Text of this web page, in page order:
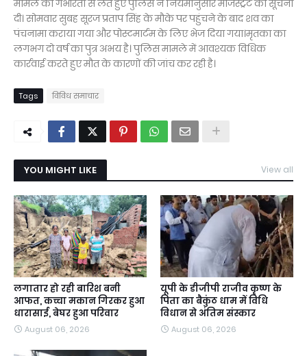
मामले को गंभीरता से लेते हुए पुलिस ने नियमानुसार मजिस्ट्रेट को सूचना
दी। सोमवार सुबह सूरज प्रताप सिंह के मौके पर पहुंचने के बाद शव का
पंचनामा कराया गया और पोस्टमार्टम के लिए भेज दिया गया।मृतका का
लगभग दो वर्ष का पुत्र अभय है। पुलिस मामले में आवश्यक विधिक
कार्रवाई करते हुए मौत के कारणों की जांच कर रही है।
Tags विविध समाचार
YOU MIGHT LIKE View all
लगातार हो रही बारिश बनी
आफत, कच्चा मकान गिरकर हुआ
धारासाई, बेघर हुआ परिवार
August 06, 2026
यूपी के डीजीपी राजीव कृष्ण के
पिता का बैकुंठ धाम में विधि
विधान से अंतिम संस्कार
August 06, 2026